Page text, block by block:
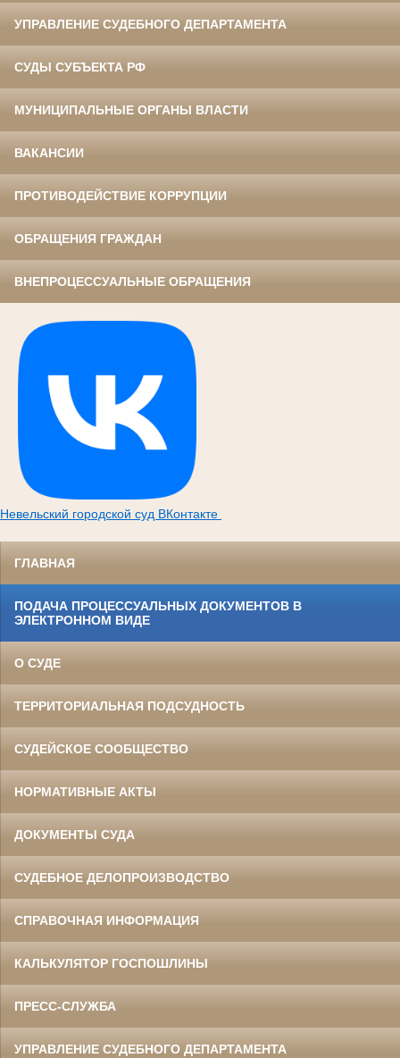
УПРАВЛЕНИЕ СУДЕБНОГО ДЕПАРТАМЕНТА
СУДЫ СУБЪЕКТА РФ
МУНИЦИПАЛЬНЫЕ ОРГАНЫ ВЛАСТИ
ВАКАНСИИ
ПРОТИВОДЕЙСТВИЕ КОРРУПЦИИ
ОБРАЩЕНИЯ ГРАЖДАН
ВНЕПРОЦЕССУАЛЬНЫЕ ОБРАЩЕНИЯ
Невельский городской суд ВКонтакте
ГЛАВНАЯ
ПОДАЧА ПРОЦЕССУАЛЬНЫХ ДОКУМЕНТОВ В
ЭЛЕКТРОННОМ ВИДЕ
О СУДЕ
ТЕРРИТОРИАЛЬНАЯ ПОДСУДНОСТЬ
СУДЕЙСКОЕ СООБЩЕСТВО
НОРМАТИВНЫЕ АКТЫ
ДОКУМЕНТЫ СУДА
СУДЕБНОЕ ДЕЛОПРОИЗВОДСТВО
СПРАВОЧНАЯ ИНФОРМАЦИЯ
КАЛЬКУЛЯТОР ГОСПОШЛИНЫ
ПРЕСС-СЛУЖБА
УПРАВЛЕНИЕ СУДЕБНОГО ДЕПАРТАМЕНТА